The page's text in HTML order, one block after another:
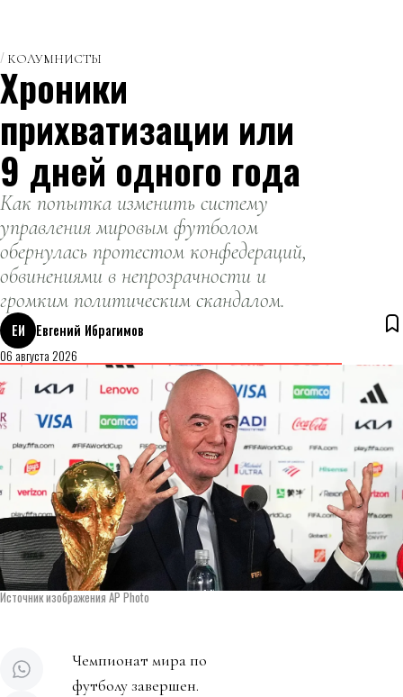
КОЛУМНИСТЫ
Хроники
прихватизации или
9 дней одного года
Как попытка изменить систему
управления мировым футболом
обернулась протестом конфедераций,
обвинениями в непрозрачности и
громким политическим скандалом.
ЕИ
Евгений Ибрагимов
06 августа 2026
Источник изображения AP Photo
Чемпионат мира по
футболу завершен.